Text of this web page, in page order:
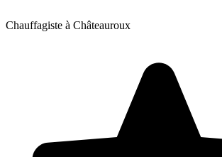
Chauffagiste à Châteauroux